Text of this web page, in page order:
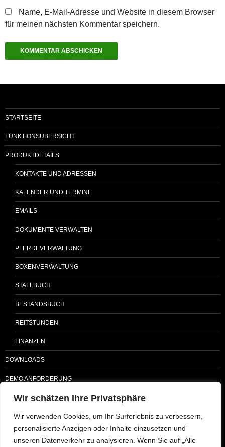
Wir schätzen Ihre Privatsphäre
Wir verwenden Cookies, um Ihr Surferlebnis zu verbessern,
personalisierte Anzeigen oder Inhalte einzusetzen und
unseren Datenverkehr zu analysieren. Wenn Sie auf „Alle
Name, E-Mail-Adresse und Website in diesem Browser
für meinen nächsten Kommentar speichern.
STARTSEITE
FUNKTIONSÜBERSICHT
PRODUKTDETAILS
KONTAKTE UND ADRESSEN
KALENDER UND TERMINE
EMAILS
DOKUMENTE VERWALTEN
PFERDEVERWALTUNG
BOXENVERWALTUNG
STALLBUCH
BESTANDSBUCH
REITSTUNDEN
FINANZEN
DOWNLOADS
DEMO ANFORDERUNG
PREISE
AGB
DATENSCHUTZ